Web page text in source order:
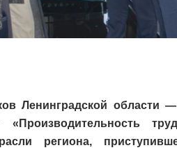
Ленинградской области
региона,